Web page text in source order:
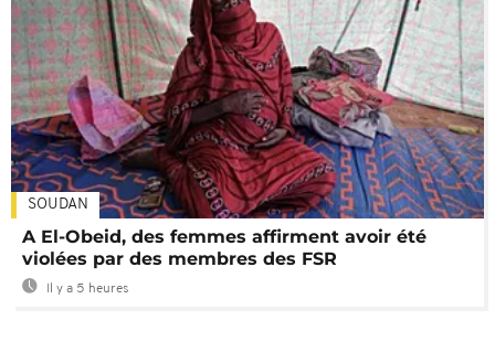
SOUDAN
A El-Obeid, des femmes affirment avoir été
violées par des membres des FSR
Il y a 5 heures